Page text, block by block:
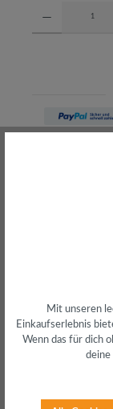
Schneller
meist
30 Tage
ohne
kostenlos
wir
Anschluss 1:
Mit unseren
Einkaufserlebnis
Wenn das für dich
deine